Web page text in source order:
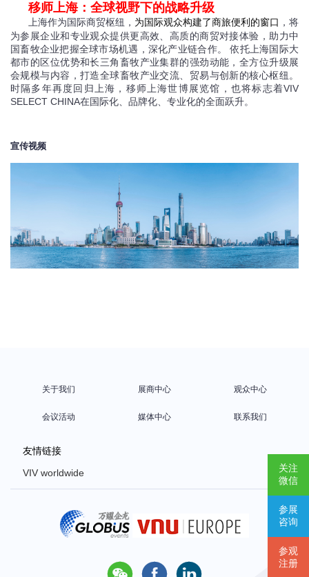
关注
微信
参展
咨询
参观
注册
移师上海：全球视野下的战略升级
上海作为国际商贸枢纽， 为国际观众构建了商旅便利的窗口 ，将
为参展企业和专业观众提供更高效、高质的商贸对接体验，助力中
国畜牧企业把握全球市场机遇，深化产业链合作。 依托上海国际大
都市的区位优势和长三角畜牧产业集群的强劲动能，全方位升级展
会规模与内容，打造全球畜牧产业交流、贸易与创新的核心枢纽。
时隔多年再度回归上海，移师上海世博展览馆，也将标志着VIV
SELECT CHINA在国际化、品牌化、专业化的全面跃升。
宣传视频
关于我们 展商中心 观众中心
会议活动 媒体中心 联系我们
友情链接
VIV worldwide
Poultry Africa